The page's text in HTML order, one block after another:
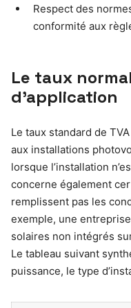
Respect des
conformité aux
Le taux
d’application
Le taux standard de
aux installations
lorsque l’installation
concerne également
remplissent pas les
exemple, une
solaires non intégrés
Le tableau suivant
puissance, le type